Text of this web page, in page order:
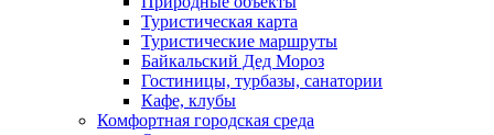
Туристическая карта
Туристические маршруты
Байкальский Дед Мороз
Гостиницы, турбазы, санатории
Кафе, клубы
Комфортная городская среда